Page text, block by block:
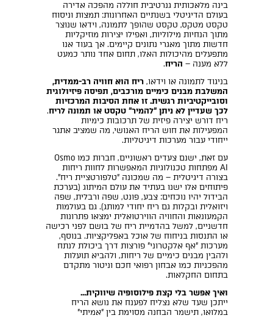
בינה מלאכותית גנרטיבית חוללה מהפכה אדירה
בעולם הדיגיטלי בשנתיים האחרונות: תמצות וניסוח
טקסט מטקס, טקסט שהופך לתמונה, וידאו שנוצר
מתוך הנחיות מילוליות, ואפילו יצירות מוזיקליות
חדשות מתוך מאגרי נתונים קיימים. אך בעוד אנו
מתפעלים מהיכולות האלו, תחום אחד נותר כמעט
ללא מענה – הריח.
בניגוד לתמונה או וידאו, ריח הוא חוויה רב-ממדית,
המשלבת מבנים כימיים מורכבים, תפיסה פיזיולוגית
וסובייקטיביות רגשית. זו אחת הסיבות המרכזיות
לכך שעדיין לא ניתן "להמיר" טקסט או תמונה לריח.
ריח דורש יצירה פיזית של תרכובות כימיות
המפעילות את חוש הריח האנושי, מה שמציב אתגר
ייחודי עבור מערכות דיגיטליות.
עם זאת, ישנם צעדים ראשוניים, חברות כמו Osmo
AI מפתחות טכנולוגיות המאפשרות לחוות ריחות
בצורה דיגיטלית – מה שמכונה "טלפורטציית ריח".
פיתוחים אלו ישנו בעתיד את עולם המיתוג (בערכת
הבידול יהיו נוכחים: צבע, פונט, שפה ורבלית, שפה
ויזואלית ובקלות גם ריח יחודי למותג). גם בעולמות
הקמעונאות והחוויה הווירטואלית ימצאו פתרונות
חדשניים, למשל בהדמיית ריח של בושם לפני רכישה
או התנסות בניחוח של אוכל באפליקציות. בנוסף,
מערכות "אף אלקטרוני" פורצות דרך ביכולת לנתח
ולהבין מבנים כימיים של ריחות, ולהביא תועלות
מהפכניות כמו אבחון רפואי חכם וניטור מתקדם
בתחום החקלאות.
ואיך אפשר בלי קצת פילוסופיה שיווקית...
ייתכן שעד שלא נצליח לפענח את נושא הריח
במלואו, תישמר הבחנה מסוימת בין "אמיתי"